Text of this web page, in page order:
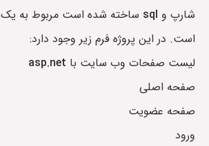
شارپ و sql ساخته شده است مربوط به یک
است. در این پروژه فرم زیر وجود دارد:
لیست صفحات وب سایت با asp.net
صفحه اصلی
صفحه عضویت
ورود